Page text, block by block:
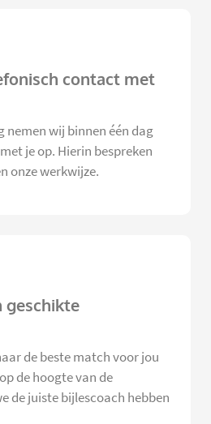
contact met
nemen wij binnen één dag
je op. Hierin bespreken
onze werkwijze.
geschikte
de beste match voor jou
de hoogte van de
de juiste bijlescoach hebben